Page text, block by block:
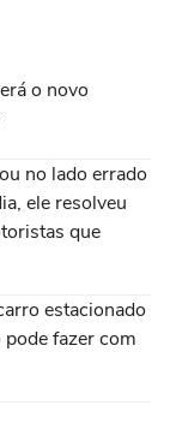
o novo
no lado errado
ele resolveu
que
estacionado
fazer com